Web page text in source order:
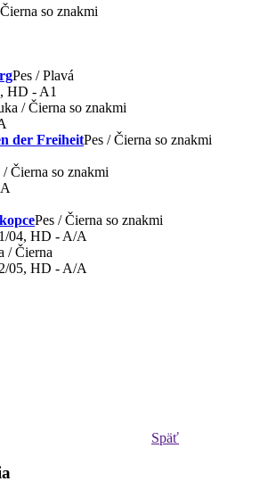
so znakmi
Pes / Plavá
HD - A1
/ Čierna so znakmi
der FreiheitPes / Čierna so znakmi
/ Čierna so znakmi
Pes / Čierna so znakmi
04, HD - A/A
/ Čierna
05, HD - A/A
Späť